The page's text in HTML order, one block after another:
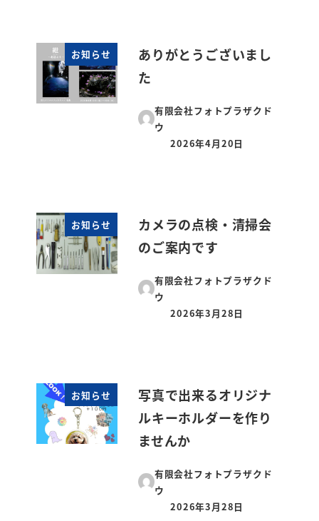
お知らせ
ありがとうございまし
た
有限会社フォトプラザクド
ウ
投稿日
2026年4月20日
お知らせ
カメラの点検・清掃会
のご案内です
有限会社フォトプラザクド
ウ
投稿日
2026年3月28日
お知らせ
写真で出来るオリジナ
ルキーホルダーを作り
ませんか
有限会社フォトプラザクド
ウ
投稿日
2026年3月28日